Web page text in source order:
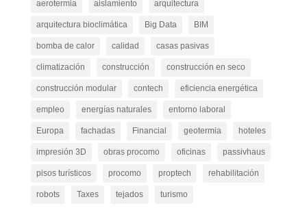
aerotermia aislamiento arquitectura
arquitectura bioclimática Big Data BIM
bomba de calor calidad casas pasivas
climatización construcción construcción en seco
construcción modular contech eficiencia energética
empleo energías naturales entorno laboral
Europa fachadas Financial geotermia hoteles
impresión 3D obras procomo oficinas passivhaus
pisos turísticos procomo proptech rehabilitación
robots Taxes tejados turismo